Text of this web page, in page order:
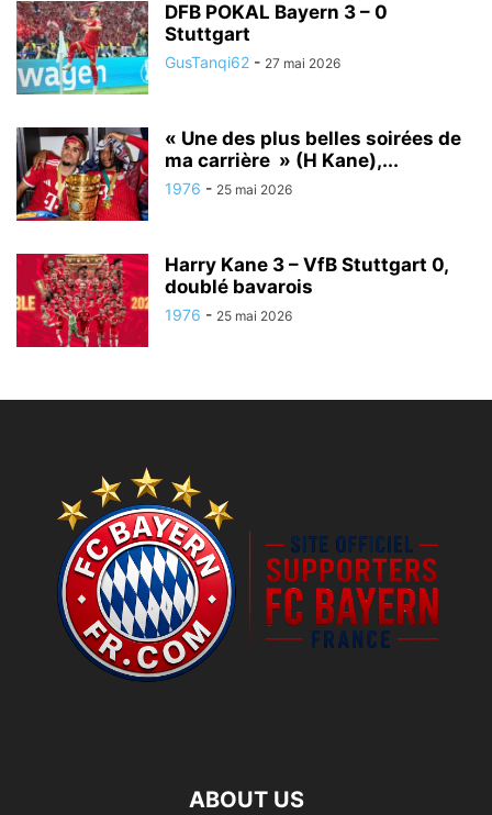
DFB POKAL Bayern 3 – 0
Stuttgart
GusTanqi62 - 27 mai 2026
« Une des plus belles soirées de
ma carrière » (H Kane),...
1976 - 25 mai 2026
Harry Kane 3 – VfB Stuttgart 0,
doublé bavarois
1976 - 25 mai 2026
ABOUT US